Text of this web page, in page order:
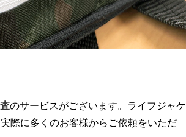
のサービスがございます。ライフジャケ
際に多くのお客様からご依頼をいただ